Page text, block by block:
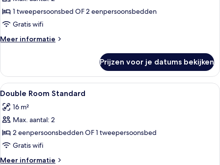
Room
Superior
With
Street
laden
1 tweepersoonsbed OF 2 eenpersoonsbedden
Gratis wifi
Meer informatie
Meer
Room
Superior
With
View
Prijzen voor je datums bekijken
Alle
foto's
voor
Double
Room
Standard
laden
Een minibar, een kluis op de kamer,
8
Double Room Standard
16 m²
Max. aantal: 2
2 eenpersoonsbedden OF 1 tweepersoonsbed
Gratis wifi
Meer informatie
Meer